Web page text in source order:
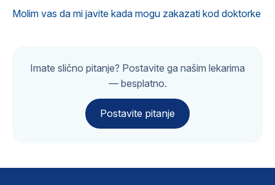
Molim vas da mi javite kada mogu zakazati kod doktorke
Imate slično pitanje? Postavite ga našim lekarima
— besplatno.
Postavite pitanje